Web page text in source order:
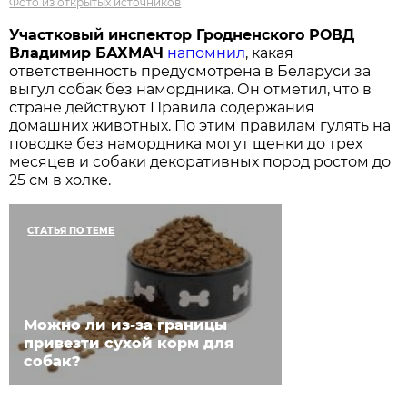
Участковый инспектор Гродненского РОВД
Владимир БАХМАЧ напомнил, какая
ответственность предусмотрена в Беларуси за
выгул собак без намордника. Он отметил, что в
стране действуют Правила содержания
домашних животных. По этим правилам гулять на
поводке без намордника могут щенки до трех
месяцев и собаки декоративных пород ростом до
25 см в холке.
СТАТЬЯ ПО ТЕМЕ
Можно ли из-за границы
привезти сухой корм для
собак?